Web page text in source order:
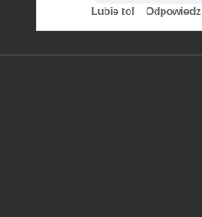
Lubie to! Odpowiedz